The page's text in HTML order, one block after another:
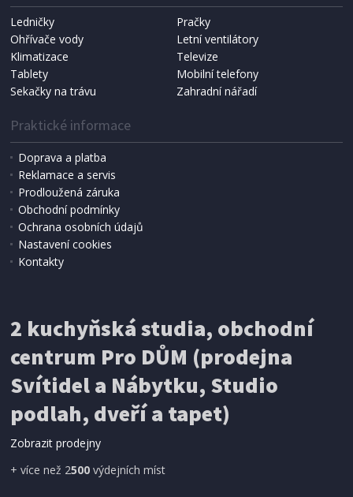
Ledničky
Pračky
Ohřívače vody
Letní ventilátory
Klimatizace
Televize
Tablety
Mobilní telefony
Sekačky na trávu
Zahradní nářadí
Praktické informace
Doprava a platba
Reklamace a servis
Prodloužená záruka
Obchodní podmínky
Ochrana osobních údajů
Nastavení cookies
Kontakty
2 kuchyňská studia, obchodní
centrum Pro DŮM (prodejna
Svítidel a Nábytku, Studio
podlah, dveří a tapet)
Zobrazit prodejny
+ více než 2500 výdejních míst